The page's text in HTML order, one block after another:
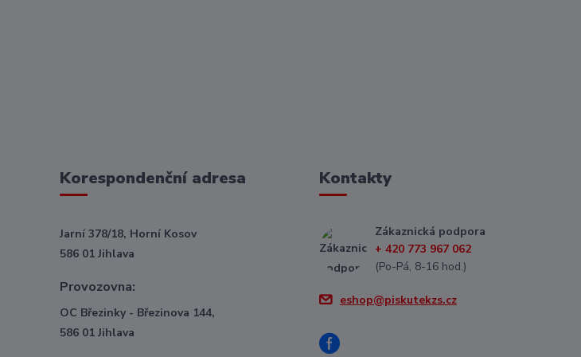
Korespondenční adresa
Jarní 378/18, Horní Kosov
586 01 Jihlava
Provozovna:
OC Březinky - Březinova 144,
586 01 Jihlava
Kontakty
Zákaznická podpora
+ 420 773 967 062
(Po-Pá, 8-16 hod.)
eshop@piskutekzs.cz